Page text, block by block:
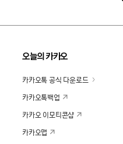
오늘의 카카오
카카오톡 공식 다운로드
카카오톡백업
카카오 이모티콘샵
카카오맵